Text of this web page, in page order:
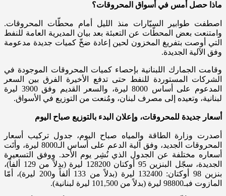
ماذا حصل أمس في أسواق المحروقات؟
اصطفت طوابير السيّارات منذ الليل أمام محطّات المحروقات.
وامتنعت بعض المحطّات عن التعبئة بعد بيان المديرية العامة للنفط
التي أوصت بتفريغ المخزون لحين إعادة ضخّ كميات جديدة مدعومة
وفق الآلية الجديدة.
وقامت الجمارك اللبنانية بإحصاء كميات المحروقات الموجودة في
الشركات المستوردة للنفط حتى تدفع الأخيرة الفرق بين السعر
المدعوم على أساس 8000 ليرة، والسعر القديم وفق 3900 ليرة
لبنانية، وتعيده إلى مصرف لبنان، ومُنعت من التوزيع في الأسواق.
أسعار جديدة للمحروقات، وإعلان البدء بالتوزيع صباح اليوم
أصدرت وزارة الطاقة والمياه صباح اليوم، جدول تركيب أسعار
المحروقات الجديد، وفق آلية الدعم على أساس الـ8000 ليرة، وأتَت
أسعاره مختلفة عن الجدول الذي نُشِر يوم الأحد. ووفق التسعيرة
الجديدة، سجّل البنزين 95 أوكتان 128200 ليرة (بدلاً من 129 ألفاً)،
بنزين 98 أوكتان: 132400 ليرة (بدلاً من 133 ألفاً و200 ليرة)، أمّا
المازوت فبـ98800 ليرة (بدلاً من 101,500 ليرة لبنانية).